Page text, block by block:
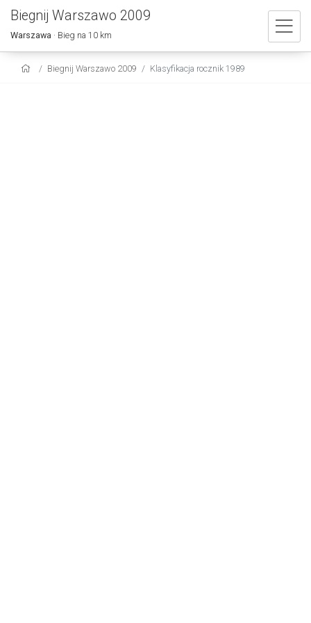
Biegnij Warszawo 2009
Warszawa · Bieg na 10 km
Biegnij Warszawo 2009 Klasyfikacja rocznik 1989